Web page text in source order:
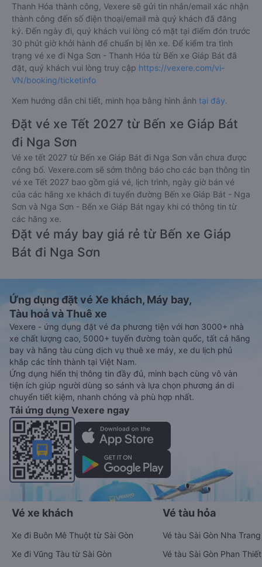
Thanh Hóa thành công, Vexere sẽ gửi tin nhắn/email xác nhận
thành công đến số điện thoại/email mà quý khách đã đăng
ký. Đến ngày đi, quý khách vui lòng có mặt tại điểm đón trước
30 phút giờ khởi hành để chuẩn bị lên xe. Để kiểm tra tình
trạng vé xe đi Nga Sơn - Thanh Hóa từ Bến xe Giáp Bát đã
đặt, quý khách vui lòng truy cập https://vexere.com/vi-
VN/booking/ticketinfo
Xem hướng dẫn chi tiết, minh họa bằng hình ảnh tại đây.
Đặt vé xe Tết 2027 từ Bến xe Giáp Bát
đi Nga Sơn
Vé xe tết 2027 từ Bến xe Giáp Bát đi Nga Sơn vẫn chưa được
công bố. Vexere.com sẽ sớm thông báo cho các bạn thông tin
vé xe Tết 2027 bao gồm giá vé, lịch trình, ngày giờ bán vé
của các hãng xe khách đi tuyến đường Bến xe Giáp Bát - Nga
Sơn và Nga Sơn - Bến xe Giáp Bát ngay khi có thông tin từ
các hãng xe.
Đặt vé máy bay giá rẻ từ Bến xe Giáp
Bát đi Nga Sơn
Ứng dụng đặt vé Xe khách, Máy bay,
Tàu hoả và Thuê xe
Vexere - ứng dụng đặt vé đa phương tiện với hơn 3000+ nhà
xe chất lượng cao, 5000+ tuyến đường toàn quốc, tất cả hãng
bay và hãng tàu cùng dịch vụ thuê xe máy, xe du lịch phủ
khắp các tỉnh thành tại Việt Nam.
Ứng dụng hiển thị thông tin đầy đủ, minh bạch cùng vô vàn
tiện ích giúp người dùng so sánh và lựa chọn phương án di
chuyển tiết kiệm, nhanh chóng và phù hợp nhất.
Tải ứng dụng Vexere ngay
Vé xe khách
Xe đi Buôn Mê Thuột từ Sài Gòn
Xe đi Vũng Tàu từ Sài Gòn
Vé tàu hỏa
Vé tàu Sài Gòn Nha Trang
Vé tàu Sài Gòn Phan Thiết